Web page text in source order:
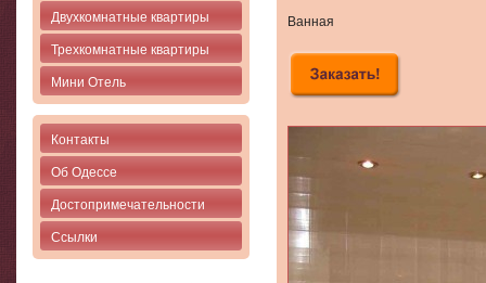
Двухкомнатные квартиры
Трехкомнатные квартиры
Мини Отель
Контакты
Об Одессе
Достопримечательности
Ссылки
Ванная